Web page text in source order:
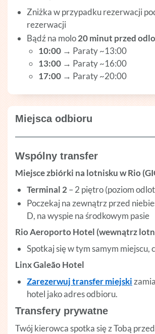
Zniżka w przypadku rezerwacji
rezerwacji
Bądź na molo20 minut przed
10:00 → Paraty ~13:00
13:00 → Paraty ~16:00
17:00 → Paraty ~20:00
Miejsca odbioru
Wspólny transfer
Miejsce zbiórki na lotnisku w Rio
Terminal 2 – 2 piętro (poziom
Poczekaj na zewnątrz przed
D, na wyspie na środkowym pasie
Rio Aeroporto Hotel (wewnątrz
Spotkaj się w tym samym miejscu,
Linx Galeão Hotel
Zarezerwuj transfer miejski
hotel jako adres odbioru.
Transfery prywatne
Twój kierowca spotka się z Tobą